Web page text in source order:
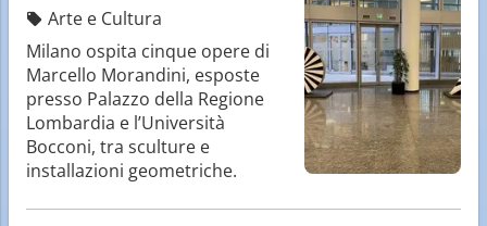
Arte e Cultura
Milano ospita cinque opere di
Marcello Morandini, esposte
presso Palazzo della Regione
Lombardia e l’Università
Bocconi, tra sculture e
installazioni geometriche.